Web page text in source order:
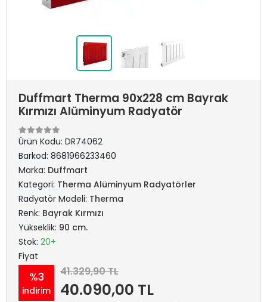
Duffmart Therma 90x228 cm Bayrak
Kırmızı Alüminyum Radyatör
Ürün Kodu: DR74062
Barkod: 8681966233460
Marka: Duffmart
Kategori: Therma Alüminyum Radyatörler
Radyatör Modeli: Therma
Renk: Bayrak Kırmızı
Yükseklik: 90 cm.
Stok: 20+
Fiyat
%3
indirim
41.329,90 TL
40.090,00 TL